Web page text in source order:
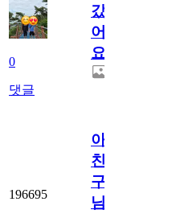
0
댓글
갔
어
요.
196695
아.
친
구
님